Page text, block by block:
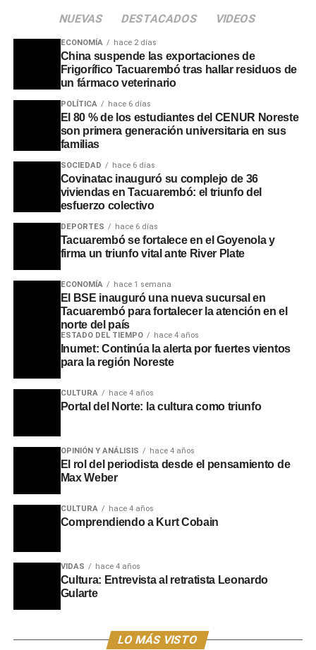
El primer premio fue otorgado a Franco Sum, de 19 años,
abuela. Según explicó el autor, la obra buscó retratar un
puesto correspondió a Daniela Rodríguez, de 16 años y
oriunda de Paso de los Toros, quien capturó una escena
urbana cotidiana de su ciudad de manera espontánea.
Duarte, de 24 años, quien recibirá su reconocimiento en
los próximos días al no haber podido asistir al evento.
Al cierre de la premiación, la Dirección de Juventud
adelantó que durante el transcurso del año se
implementarán nuevas propuestas y certámenes
a fomentar la integración de los jóvenes de todo el
NUEVAS DESTACADOS VIDEOS
ECONOMÍA hace 2 días
China suspende las exportaciones de
Frigorífico Tacuarembó tras hallar residuos de
un fármaco veterinario
POLÍTICA hace 6 días
El 80 % de los estudiantes del CENUR Noreste
son primera generación universitaria en sus
familias
SOCIEDAD hace 6 días
Covinatac inauguró su complejo de 36
viviendas en Tacuarembó: el triunfo del
esfuerzo colectivo
DEPORTES hace 6 días
Tacuarembó se fortalece en el Goyenola y
firma un triunfo vital ante River Plate
ECONOMÍA hace 1 semana
El BSE inauguró una nueva sucursal en
Tacuarembó para fortalecer la atención en el
norte del país
ESTADO DEL TIEMPO hace 4 años
Inumet: Continúa la alerta por fuertes vientos
para la región Noreste
CULTURA hace 4 años
Portal del Norte: la cultura como triunfo
OPINIÓN Y ANÁLISIS hace 4 años
El rol del periodista desde el pensamiento de
Max Weber
CULTURA hace 4 años
Comprendiendo a Kurt Cobain
VIDAS hace 4 años
Cultura: Entrevista al retratista Leonardo
Gularte
LO MÁS VISTO